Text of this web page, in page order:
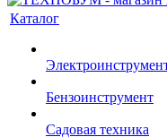
Каталог
Бензоинструмент
Садовая техника